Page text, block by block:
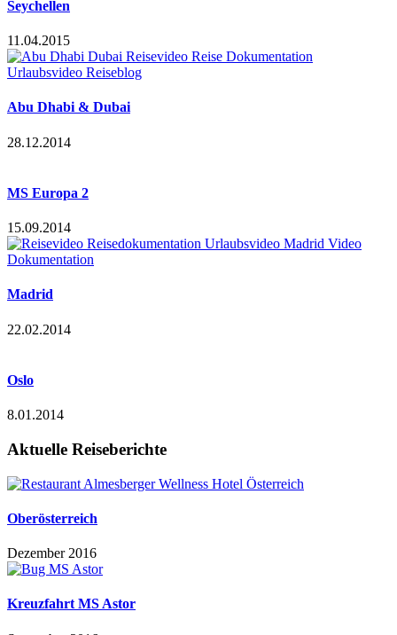
Seychellen
11.04.2015
Abu Dhabi & Dubai
28.12.2014
MS Europa 2
15.09.2014
Madrid
22.02.2014
Oslo
8.01.2014
Aktuelle Reiseberichte
Oberösterreich
Dezember 2016
Kreuzfahrt MS Astor